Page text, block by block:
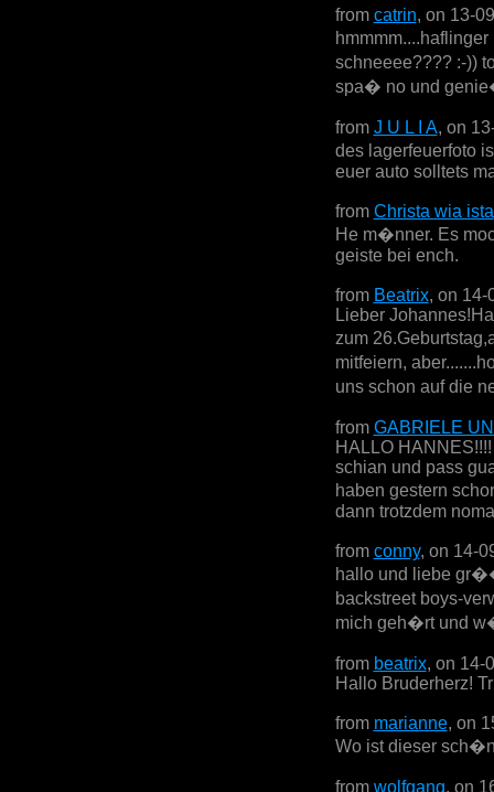
from catrin, on 13-
schneeee???? :-))
spa� no und
from J U L I A, on
des lagerfeuerfoto
euer auto solltets
from Christa wia ista
He m�nner. Es
geiste bei ench.
from Beatrix, on 14-
Lieber
zum
mitfeiern,
uns schon auf die
from GABRIELE
HALLO
schian und pass
haben gestern
dann trotzdem
from conny, on 14-
hallo und liebe
backstreet boys-
mich geh�rt und
from beatrix, on 14-
Hallo Bruderherz!
from marianne, on
Wo ist dieser
from wolfgang, on